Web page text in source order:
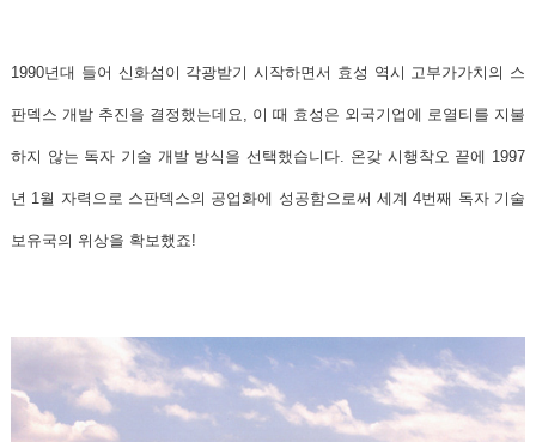
1990년대 들어 신화섬이 각광받기 시작하면서 효성 역시 고부가가치의 스
판덱스 개발 추진을 결정했는데요, 이 때 효성은 외국기업에 로열티를 지불
하지 않는 독자 기술 개발 방식을 선택했습니다. 온갖 시행착오 끝에 1997
년 1월 자력으로 스판덱스의 공업화에 성공함으로써 세계 4번째 독자 기술
보유국의 위상을 확보했죠!